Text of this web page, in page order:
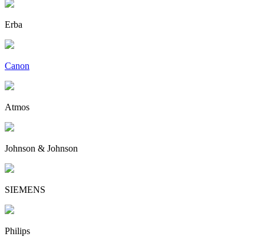
Erba
Canon
Atmos
Johnson & Johnson
SIEMENS
Philips